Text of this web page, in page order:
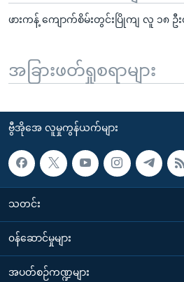
ဖားကန့် ကျောက်စိမ်းတွင်းပြိုကျ လူ ၁၈
အခြားဖတ်ရှုစရာများ
ဗွီအိုအေ လူမှုကွန်ယက်များ
သတင်း
၀န်ဆောင်မှုများ
အပတ်စဉ်ကဏ္ဍများ